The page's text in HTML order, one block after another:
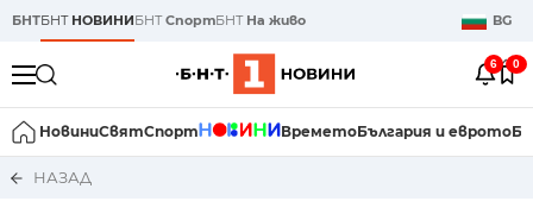
БНТБНТ НОВИНИБНТСпортБНТ На живо BG
6 0
НовиниСвятСпорт ВреметоБългария и еврото
НАЗАД